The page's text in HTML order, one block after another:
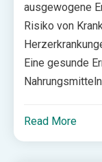
ausgewogene
Risiko von
Eine gesunde
Read More